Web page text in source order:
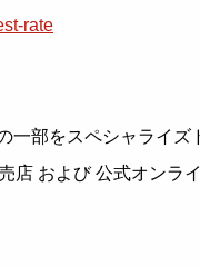
rate
一部をスペシャライズ
店 および 公式オンラ